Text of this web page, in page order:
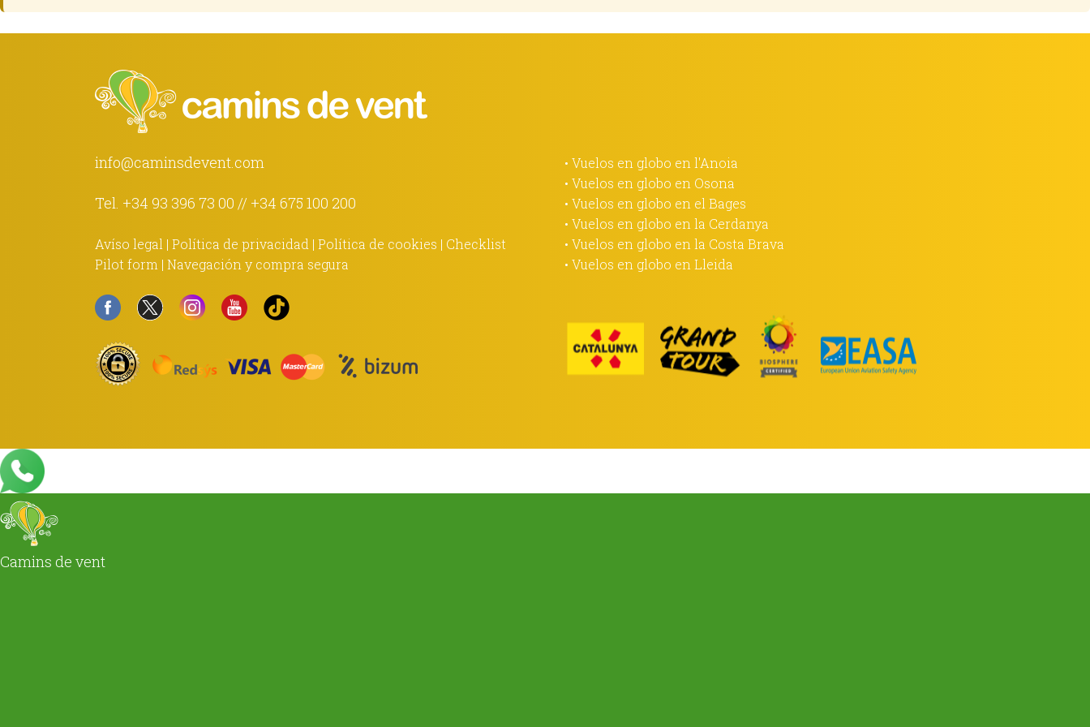
info@caminsdevent.com
Tel. +34 93 396 73 00 // +34 675 100 200
Avíso legal | Política de privacidad | Política de cookies | Checklist
Pilot form | Navegación y compra segura
• Vuelos en globo en l'Anoia
• Vuelos en globo en Osona
• Vuelos en globo en el Bages
• Vuelos en globo en la Cerdanya
• Vuelos en globo en la Costa Brava
• Vuelos en globo en Lleida
Camins de vent